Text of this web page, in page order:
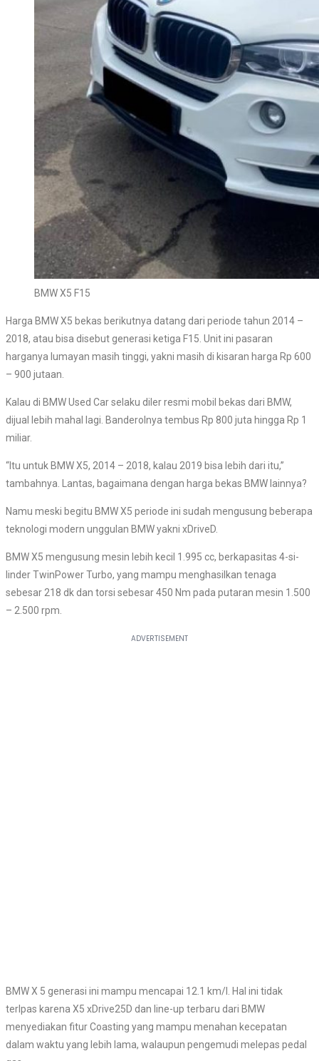
BMW X5 F15
Harga BMW X5 bekas berikutnya datang dari periode tahun 2014 –
2018, atau bisa disebut generasi ketiga F15. Unit ini pasaran
harganya lumayan masih tinggi, yakni masih di kisaran harga Rp 600
– 900 jutaan.
Kalau di BMW Used Car selaku diler resmi mobil bekas dari BMW,
dijual lebih mahal lagi. Banderolnya tembus Rp 800 juta hingga Rp 1
miliar.
“Itu untuk BMW X5, 2014 – 2018, kalau 2019 bisa lebih dari itu,”
tambahnya. Lantas, bagaimana dengan harga bekas BMW lainnya?
Namu meski begitu BMW X5 periode ini sudah mengusung beberapa
teknologi modern unggulan BMW yakni xDriveD.
BMW X5 mengusung mesin lebih kecil 1.995 cc, berkapasitas 4-si­
linder TwinPower Turbo, yang mampu menghasilkan tenaga
sebesar 218 dk dan torsi sebesar 450 Nm pada putaran mesin 1.500
– 2.500 rpm.
BMW X 5 generasi ini mampu mencapai 12.1 km/l. Hal ini tidak
terlpas karena X5 xDrive25D dan line-up terbaru dari BMW
menyediakan fitur Coasting yang mampu menahan kecepatan
dalam waktu yang lebih lama, walaupun pengemudi melepas pedal